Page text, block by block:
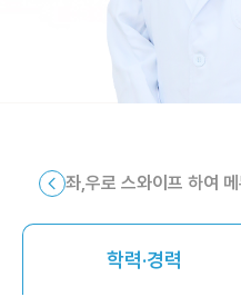
좌,우로 스와이프 하여
학력·경력